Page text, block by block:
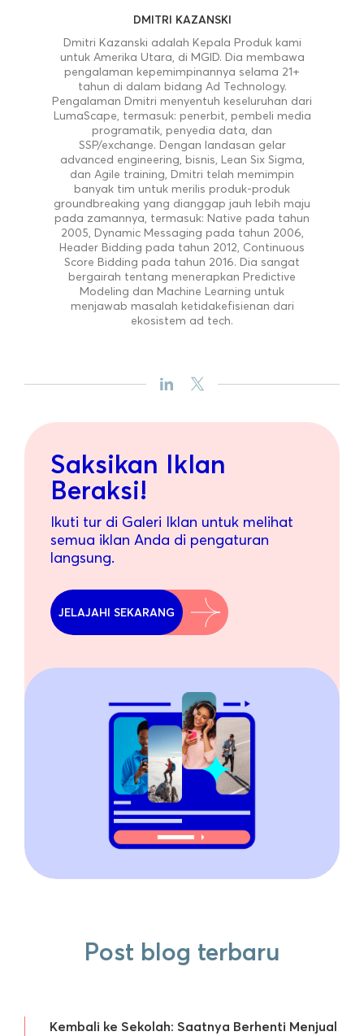
DMITRI KAZANSKI
Dmitri Kazanski adalah Kepala Produk kami
untuk Amerika Utara, di MGID. Dia membawa
pengalaman kepemimpinannya selama 21+
tahun di dalam bidang Ad Technology.
Pengalaman Dmitri menyentuh keseluruhan dari
LumaScape, termasuk: penerbit, pembeli media
programatik, penyedia data, dan
SSP/exchange. Dengan landasan gelar
advanced engineering, bisnis, Lean Six Sigma,
dan Agile training, Dmitri telah memimpin
banyak tim untuk merilis produk-produk
groundbreaking yang dianggap jauh lebih maju
pada zamannya, termasuk: Native pada tahun
2005, Dynamic Messaging pada tahun 2006,
Header Bidding pada tahun 2012, Continuous
Score Bidding pada tahun 2016. Dia sangat
bergairah tentang menerapkan Predictive
Modeling dan Machine Learning untuk
menjawab masalah ketidakefisienan dari
ekosistem ad tech.
Saksikan Iklan
Beraksi!
Ikuti tur di Galeri Iklan untuk melihat
semua iklan Anda di pengaturan
langsung.
JELAJAHI SEKARANG
Post blog terbaru
Kembali ke Sekolah: Saatnya Berhenti Menjual